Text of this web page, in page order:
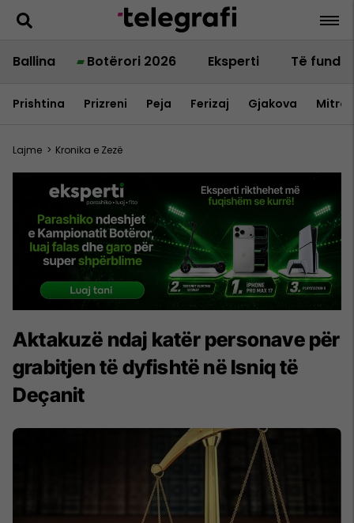
Ballina Botërori 2026 Eksperti Të fundit
Prishtina Prizreni Peja Ferizaj Gjakova
Lajme > Kronika e Zezë
Aktakuzë ndaj katër personave për
grabitjen të dyfishtë në Isniq të
Deçanit